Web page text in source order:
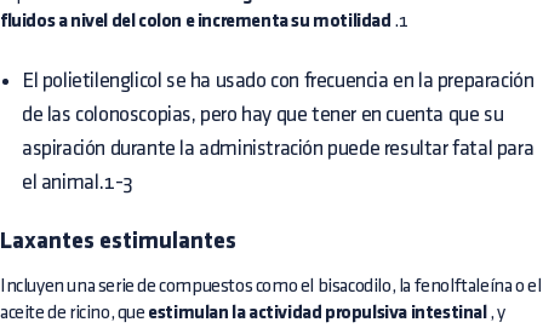
fluidos a nivel del colon e incrementa su motilidad .1
El polietilenglicol se ha usado con frecuencia en la preparación
de las colonoscopias, pero hay que tener en cuenta que su
aspiración durante la administración puede resultar fatal para
el animal.1-3
Laxantes estimulantes
Incluyen una serie de compuestos como el bisacodilo, la fenolftaleína o el
aceite de ricino, que estimulan la actividad propulsiva intestinal , y